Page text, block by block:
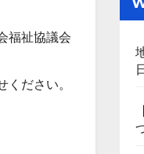
福祉協議会
ださい。
日